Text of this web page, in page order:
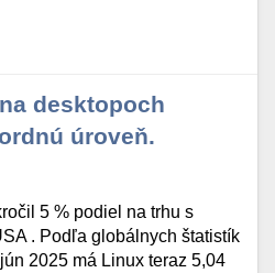
desktopoch
úroveň.
5 % podiel na trhu s
. Podľa globálnych štatistík
2025 má Linux teraz 5,04